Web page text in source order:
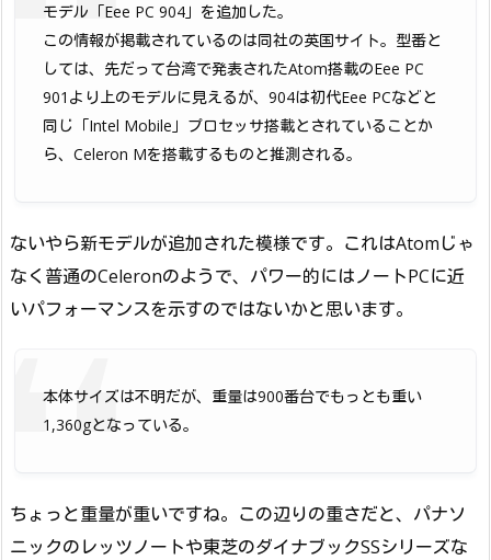
モデル「Eee PC 904」を追加した。
この情報が掲載されているのは同社の英国サイト。型番と
しては、先だって台湾で発表されたAtom搭載のEee PC
901より上のモデルに見えるが、904は初代Eee PCなどと
同じ「Intel Mobile」プロセッサ搭載とされていることか
ら、Celeron Mを搭載するものと推測される。
ないやら新モデルが追加された模様です。これはAtomじゃ
なく普通のCeleronのようで、パワー的にはノートPCに近
いパフォーマンスを示すのではないかと思います。
本体サイズは不明だが、重量は900番台でもっとも重い
1,360gとなっている。
ちょっと重量が重いですね。この辺りの重さだと、パナソ
ニックのレッツノートや東芝のダイナブックSSシリーズな